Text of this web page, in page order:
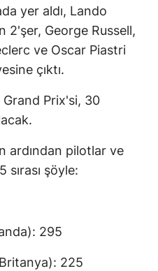
yer aldı, Lando
2'şer, George Russell,
ve Oscar Piastri
çıktı.
Grand Prix'si, 30
ardından pilotlar ve
sırası şöyle:
295
225